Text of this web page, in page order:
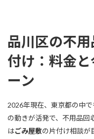
品川区の不
付け：料金
ーン
2026年現在、東京都の中で
の動きが活発で、不用品回
はごみ屋敷の片付け相談が